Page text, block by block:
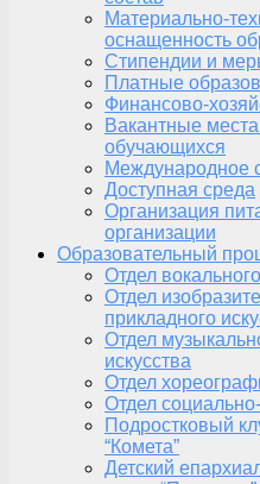
Материально-
оснащенность
Стипендии и
Платные
Финансово-
Вакантные
обучающихся
Международное
Доступная среда
Организация
организации
Образовательный
Отдел
Отдел
прикладного
Отдел
искусства
Отдел
Отдел
Подростковый
“Комета”
Детский